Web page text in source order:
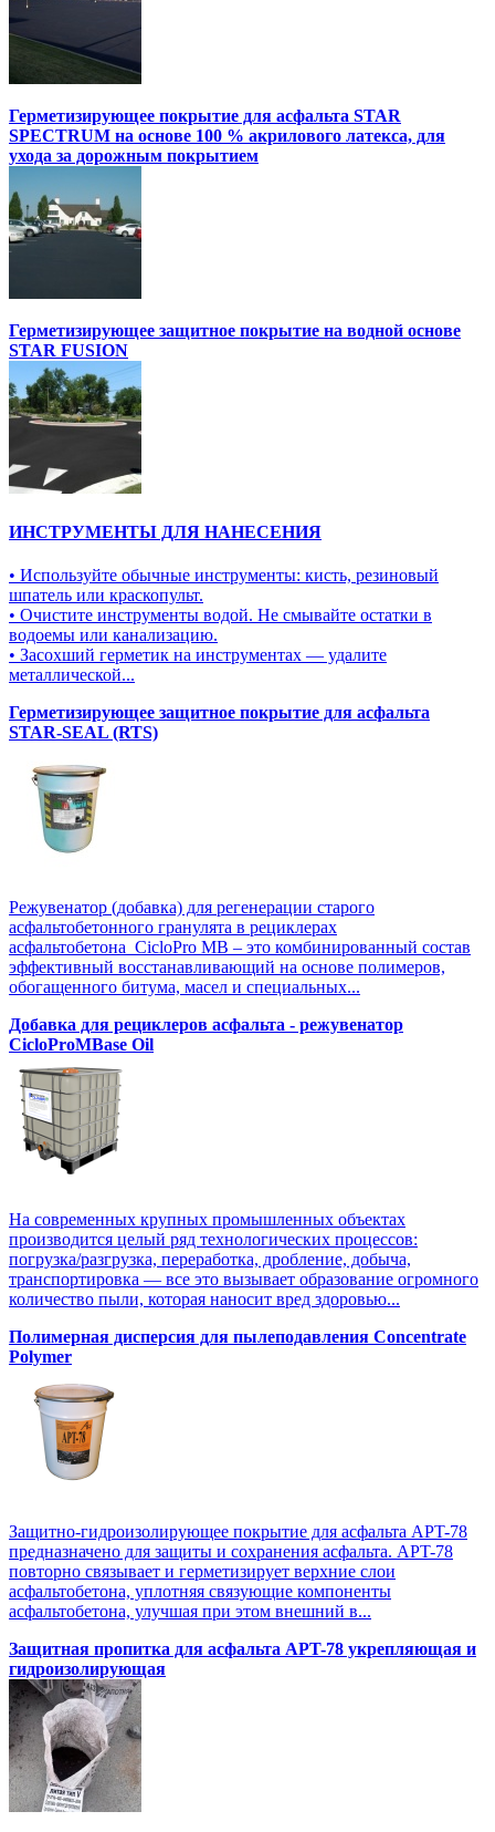
Герметизирующее покрытие для асфальта STAR
SPECTRUM на основе 100 % акрилового латекса, для
ухода за дорожным покрытием
Герметизирующее защитное покрытие на водной основе
STAR FUSION
ИНСТРУМЕНТЫ ДЛЯ НАНЕСЕНИЯ
• Используйте обычные инструменты: кисть, резиновый
шпатель или краскопульт.
• Очистите инструменты водой. Не смывайте остатки в
водоемы или канализацию.
• Засохший герметик на инструментах — удалите
металлической...
Герметизирующее защитное покрытие для асфальта
STAR-SEAL (RTS)
Режувенатор (добавка) для регенерации старого
асфальтобетонного гранулята в рециклерах
асфальтобетона CicloPro MB – это комбинированный состав
эффективный восстанавливающий на основе полимеров,
обогащенного битума, масел и специальных...
Добавка для рециклеров асфальта - режувенатор
CicloProMBase Oil
На современных крупных промышленных объектах
производится целый ряд технологических процессов:
погрузка/разгрузка, переработка, дробление, добыча,
транспортировка — все это вызывает образование огромного
количество пыли, которая наносит вред здоровью...
Полимерная дисперсия для пылеподавления Concentrate
Polymer
Защитно-гидроизолирующее покрытие для асфальта APT-78
предназначено для защиты и сохранения асфальта. APT-78
повторно связывает и герметизирует верхние слои
асфальтобетона, уплотняя связующие компоненты
асфальтобетона, улучшая при этом внешний в...
Защитная пропитка для асфальта APT-78 укрепляющая и
гидроизолирующая